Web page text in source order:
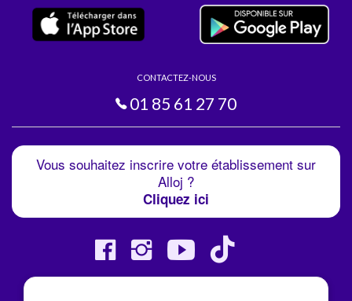
CONTACTEZ-NOUS
01 85 61 27 70
Vous souhaitez inscrire votre établissement sur
Alloj ?
Cliquez ici